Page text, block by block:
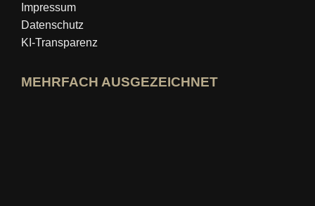
Impressum
Datenschutz
KI-Transparenz
MEHRFACH AUSGEZEICHNET